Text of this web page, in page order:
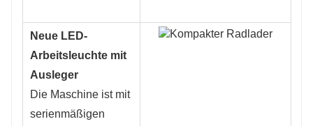
Neue LED-
Arbeitsleuchte mit
Ausleger
Die Maschine ist mit
serienmäßigen